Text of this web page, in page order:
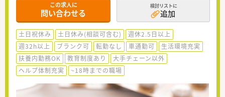
この求人に
問い合わせる
検討リストに
追加
土日祝休み 土日休み(相談可含む)
週休2.5日以上
週32h以上
ブランク可 転勤なし 車通勤可
生活環境充実
扶養内勤務OK
教育制度あり
大手チェーン以外
ヘルプ体制充実
~18時までの職場